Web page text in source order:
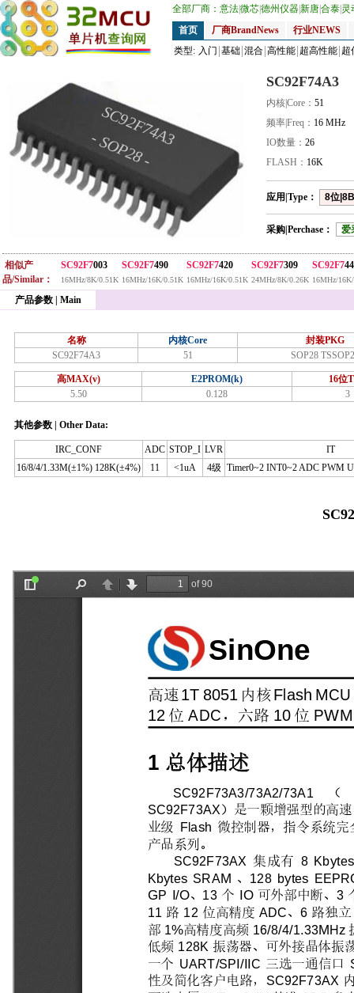
全部厂商： 意法微芯德州仪器新唐合泰 灵
首页
厂商BrandNews
行业NEWS
类型: 入门 基础 混合 高性能 超高性能 超
SC92F74A3
- SOP28 -
SC92F74A3
内核|Core： 51
频率|Freq： 16 MHz
IO数量： 26
FLASH： 16K
应用|Type： 8位
采购|Perchase： 爱
相似产
品/Similar：
SC92F7003
16MHz/8K/0.51K
SC92F7490
16MHz/16K/0.51K
SC92F7420
16MHz/16K/0.51K
SC92F7309
24MHz/8K/0.26K
SC92F7
16MHz/
产品参数 | Main
名称 内核Core
封装PKG
SC92F74A3
51 SOP28
高MAX(v) E2PROM(k)
16位
5.50
0.128 3
其他参数 | Other Data:
IRC_CONF ADC STOP_I LVR
IT
16/8/4/1.33M(±1%) 128K(±4%)
11 <1uA 4级 Timer0~2 INT0~2 ADC PWM